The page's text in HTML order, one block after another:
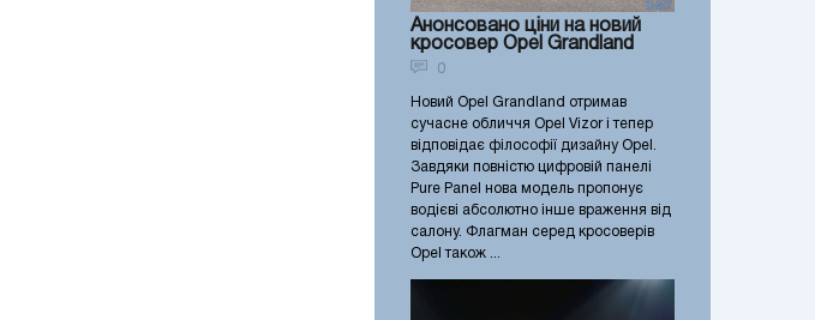
Анонсовано ціни на новий
кросовер Opel Grandland
0
Новий Opel Grandland отримав
сучасне обличчя Opel Vizor і тепер
відповідає філософії дизайну Opel.
Завдяки повністю цифровій панелі
Pure Panel нова модель пропонує
водієві абсолютно інше враження від
салону. Флагман серед кросоверів
Opel також ...